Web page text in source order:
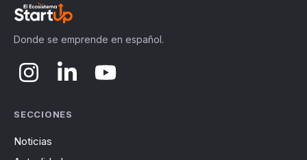
Donde se emprende en español.
SECCIONES
Noticias